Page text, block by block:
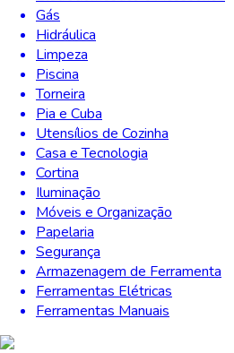
Gás
Hidráulica
Limpeza
Piscina
Torneira
Pia e Cuba
Utensílios de Cozinha
Casa e Tecnologia
Cortina
Iluminação
Móveis e Organização
Papelaria
Segurança
Armazenagem de Ferramenta
Ferramentas Elétricas
Ferramentas Manuais